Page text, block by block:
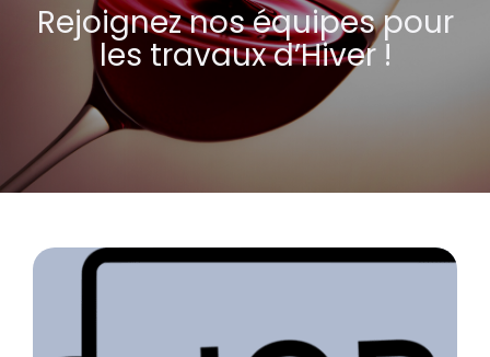
Rejoignez nos équipes pour
les travaux d’Hiver !